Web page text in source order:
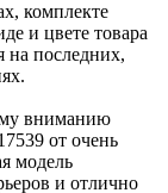
комплекте
и цвете товара
на последних,
вниманию
от очень
модель
и отлично